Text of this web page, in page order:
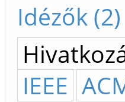
Idézők (2)
IEEE